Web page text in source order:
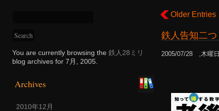
You are currently browsing the 鉄人28ミリ
blog archives for 7月, 2005.
Archives
2010年12月
Older Entries
鉄人告知二つ
2005/07/28 ,木曜